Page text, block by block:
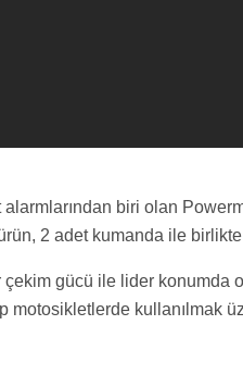
biri olan
2 adet kumanda ile
gücü ile lider konumda
kullanılmak